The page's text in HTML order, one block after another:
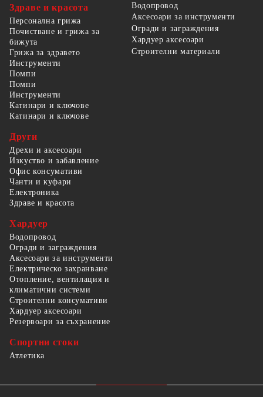
Здраве и красота
Персонална грижа
Почистване и грижа за
бижута
Грижа за здравето
Водопровод
Аксесоари за инструменти
Огради и заграждения
Хардуер аксесоари
Строителни материали
Инструменти
Помпи
Помпи
Инструменти
Катинари и ключове
Катинари и ключове
Други
Дрехи и аксесоари
Изкуство и забавление
Офис консумативи
Чанти и куфари
Електроника
Здраве и красота
Хардуер
Водопровод
Огради и заграждения
Аксесоари за инструменти
Електрическо захранване
Отопление, вентилация и
климатични системи
Строителни консумативи
Хардуер аксесоари
Резервоари за съхранение
Спортни стоки
Атлетика